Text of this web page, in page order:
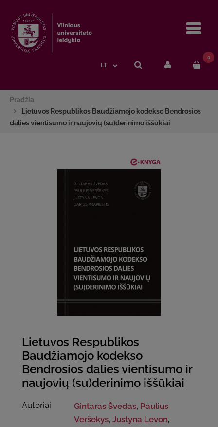
LT
0
Pradžia
Lietuvos Respublikos Baudžiamojo kodekso Bendrosios
dalies vientisumo ir naujovių (su)derinimo iššūkiai
Lietuvos Respublikos
Baudžiamojo kodekso
Bendrosios dalies vientisumo ir
naujovių (su)derinimo iššūkiai
Autoriai Gintaras Švedas, Paulius
Veršekys,Justyna Levon,